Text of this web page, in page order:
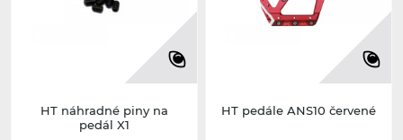
HT náhradné piny na
pedál X1
HT pedále ANS10 červené